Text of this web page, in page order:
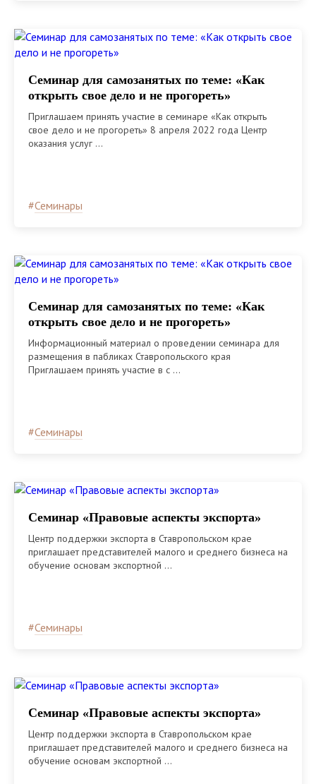
Семинар для самозанятых по теме: «Как
открыть свое дело и не прогореть»
Приглашаем принять участие в семинаре «Как открыть
свое дело и не прогореть» 8 апреля 2022 года Центр
оказания услуг ...
#Семинары
Семинар для самозанятых по теме: «Как
открыть свое дело и не прогореть»
Информационный материал о проведении семинара для
размещения в пабликах Ставропольского края
Приглашаем принять участие в с ...
#Семинары
Семинар «Правовые аспекты экспорта»
Центр поддержки экспорта в Ставропольском крае
приглашает представителей малого и среднего бизнеса на
обучение основам экспортной ...
#Семинары
Семинар «Правовые аспекты экспорта»
Центр поддержки экспорта в Ставропольском крае
приглашает представителей малого и среднего бизнеса на
обучение основам экспортной ...